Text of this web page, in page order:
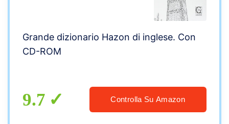
Grande dizionario Hazon di inglese. Con
CD-ROM
9.7 Controlla Su Amazon